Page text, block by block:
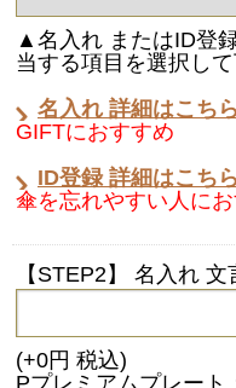
▲名入れ またはID登
当する項目を選択し
名入れ 詳細はこちら
GIFTにおすすめ
ID登録 詳細はこちら
傘を忘れやすい人に
【STEP2】 名入れ 文
(+0円 税込)